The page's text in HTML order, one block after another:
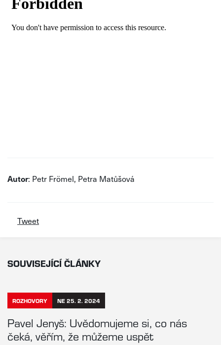
Autor: Petr Frömel, Petra Matůšová
Tweet
SOUVISEJÍCÍ ČLÁNKY
ROZHOVORY NE 25. 2. 2024
Pavel Jenyš: Uvědomujeme si, co nás
čeká, věřím, že můžeme uspět